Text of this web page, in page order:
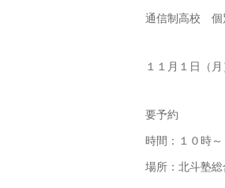
通信制高校 個
１１月１日（
要予約
時間：１０時
場所：北斗塾